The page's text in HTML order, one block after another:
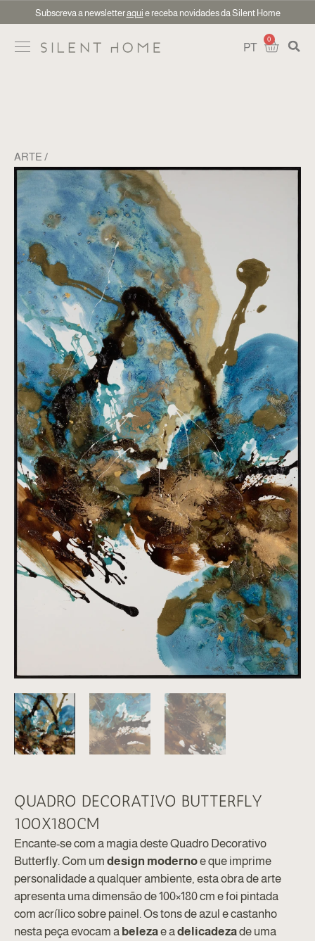
Subscreva a newsletteraqui e receba novidades da Silent Home
PT
0
ARTE
QUADRO DECORATIVO BUTTERFLY
100X180CM
Encante-se com a magia deste Quadro Decorativo
Butterfly. Com um design modernoe que imprime
personalidade a qualquer ambiente, esta obra de arte
apresenta uma dimensão de 100×180 cm e foi pintada
com acrílico sobre painel. Os tons de azul e castanho
nesta peça evocam a belezae adelicadezade uma